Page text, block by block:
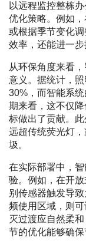
以远程监控整栋
优化策略。例如
或根据季节变化
效率，还能进一步
从环保角度来看
意义。据统计，
30%，而智能系
期来看，这不仅
标做出了贡献。
远超传统荧光灯
圾。
在实际部署中，
验。例如，在开
别传感器触发导
频使用区域，则
灭过渡应自然柔
节的优化能够确保